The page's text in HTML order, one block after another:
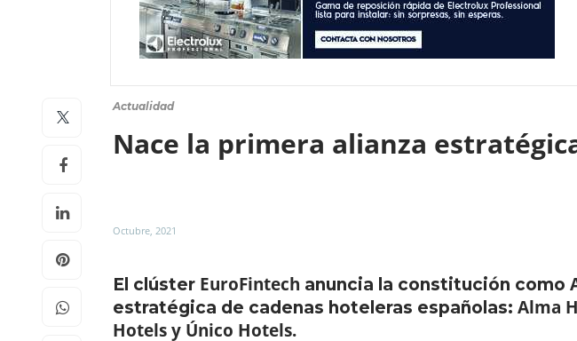
Actualidad
Nace la primera alianza
Octubre, 2021
El clúster EuroFintech anuncia la constitución como
estratégica de cadenas hoteleras españolas: Alma
Hotels y Único Hotels.